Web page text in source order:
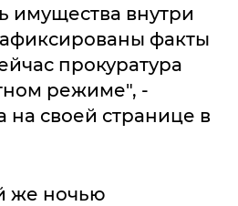
имущества внутри
факты
прокуратура
режиме", -
на своей странице в
же ночью